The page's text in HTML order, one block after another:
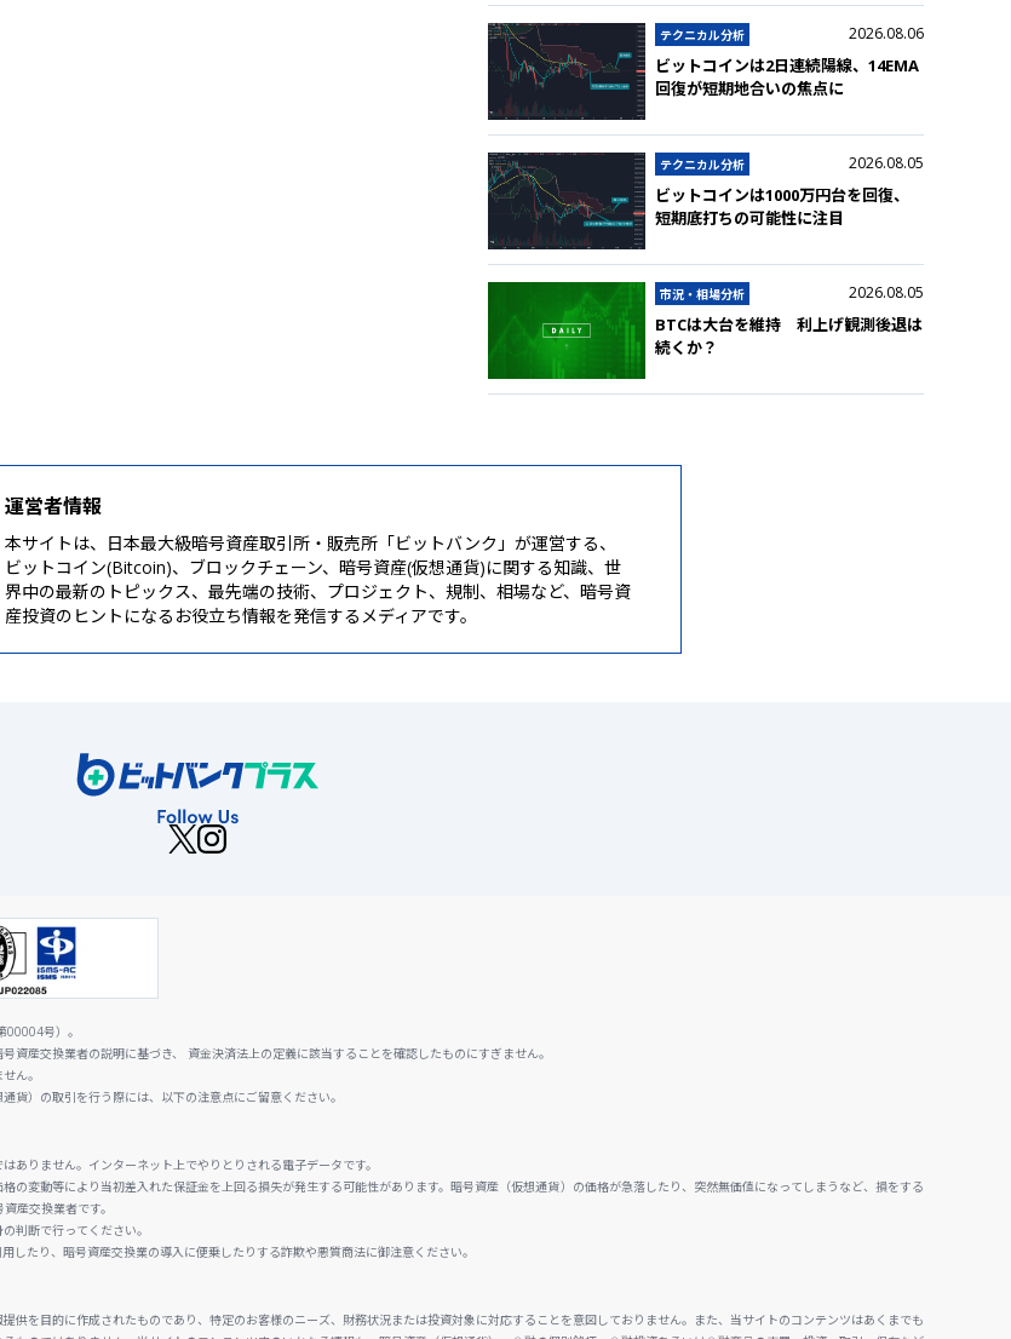
テクニカル分析 2026.08.06
ビットコインは2日連続陽線、14EMA
回復が短期地合いの焦点に
テクニカル分析 2026.08.05
ビットコインは1000万円台を回復、
短期底打ちの可能性に注目
市況・相場分析 2026.08.05
BTCは大台を維持 利上げ観測後退は
続くか？
運営者情報
本サイトは、日本最大級暗号資産取引所・販売所「ビットバンク」が運営する、
ビットコイン(Bitcoin)、ブロックチェーン、暗号資産(仮想通貨)に関する知識、世
界中の最新のトピックス、最先端の技術、プロジェクト、規制、相場など、暗号資
産投資のヒントになるお役立ち情報を発信するメディアです。
号）。
産交換業者の説明に基づき、 資金決済法上の定義に該当することを確認したものにすぎません。
ん。
貨）の取引を行う際には、以下の注意点にご留意ください。
りません。インターネット上でやりとりされる電子データです。
変動等により当初差入れた保証金を上回る損失が発生する可能性があります。暗号資産（仮想通貨）の価格が急落したり、突然無価値になってしまうなど、損をする
産交換業者です。
判断で行ってください。
たり、暗号資産交換業の導入に便乗したりする詐欺や悪質商法に御注意ください。
を目的に作成されたものであり、特定のお客様のニーズ、財務状況または投資対象に対応することを意図しておりません。また、当サイトのコンテンツはあくまでも